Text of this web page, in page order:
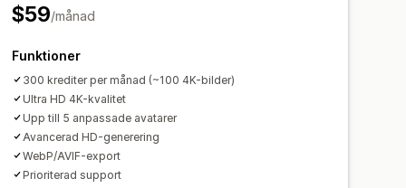
$59/månad
Funktioner
300 krediter per månad (~100 4K-bilder)
Ultra HD 4K-kvalitet
Upp till 5 anpassade avatarer
Avancerad HD-generering
WebP/AVIF-export
Prioriterad support